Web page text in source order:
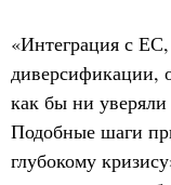
«Интеграция с
диверсификации,
как бы ни уверяли
Подобные шаги
глубокому